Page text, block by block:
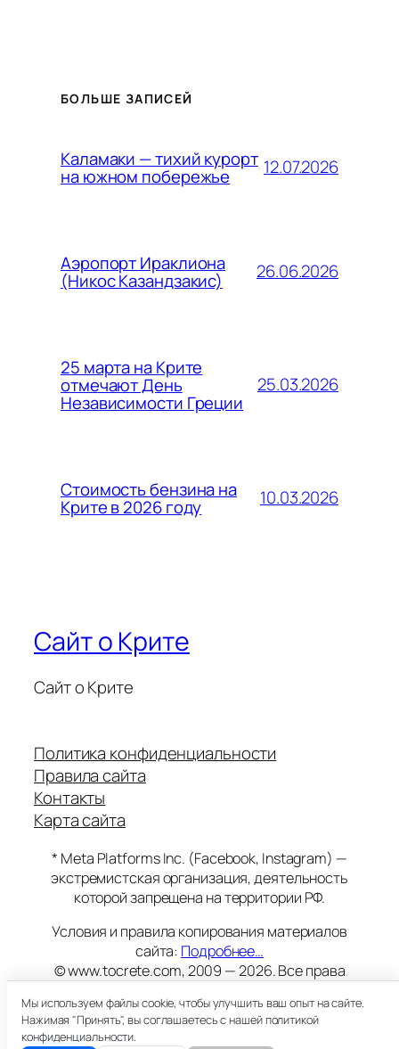
БОЛЬШЕ ЗАПИСЕЙ
Каламаки — тихий курорт
на южном побережье 12.07.2026
Аэропорт Ираклиона
(Никос Казандзакис) 26.06.2026
25 марта на Крите
отмечают День
Независимости Греции
25.03.2026
Стоимость бензина на
Крите в 2026 году 10.03.2026
Сайт о Крите
Сайт о Крите
Политика конфиденциальности
Правила сайта
Контакты
Карта сайта
* Meta Platforms Inc. (Facebook, Instagram) —
экстремистская организация, деятельность
которой запрещена на территории РФ.
Условия и правила копирования материалов
сайта: Подробнее…
© www.tocrete.com, 2009 — 2026. Все права
Этот сайт работает на хостингеTimeweb
18+
Мы используем файлы cookie, чтобы улучшить ваш опыт на сайте.
Нажимая "Принять", вы соглашаетесь с нашей политикой
конфиденциальности.